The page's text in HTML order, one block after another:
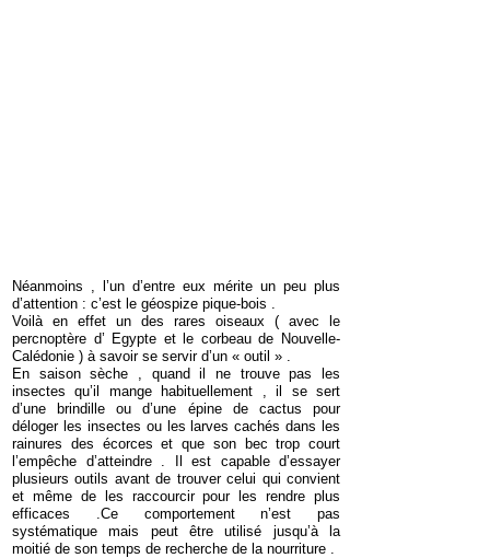
Néanmoins , l’un d’entre eux mérite un peu plus
d’attention : c’est le géospize pique-bois .
Voilà en effet un des rares oiseaux ( avec le
percnoptère d’ Egypte et le corbeau de Nouvelle-
Calédonie ) à savoir se servir d’un « outil » .
En saison sèche , quand il ne trouve pas les
insectes qu’il mange habituellement , il se sert
d’une brindille ou d’une épine de cactus pour
déloger les insectes ou les larves cachés dans les
rainures des écorces et que son bec trop court
l’empêche d’atteindre . Il est capable d’essayer
plusieurs outils avant de trouver celui qui convient
et même de les raccourcir pour les rendre plus
efficaces .Ce comportement n’est pas
systématique mais peut être utilisé jusqu’à la
moitié de son temps de recherche de la nourriture .